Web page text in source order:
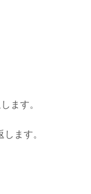
ます。
ます。